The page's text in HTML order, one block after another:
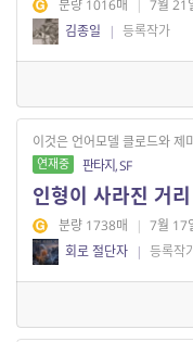
분량 1016매 | 7월 21
김종일
| 등록작가
이것은 언어모델 클로드와 제
연재중 판타지, SF
인형이 사라진 거리
분량 1738매 | 7월 17
회로 절단자 | 등록작